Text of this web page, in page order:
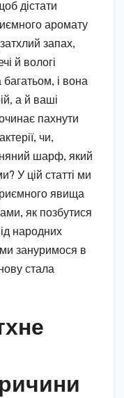
дістати
аромату
запах,
й вологі
і вона
а й ваші
пахнути
чи,
шарф, який
У цій статті ми
явища
як позбутися
народних
зануримося в
стала